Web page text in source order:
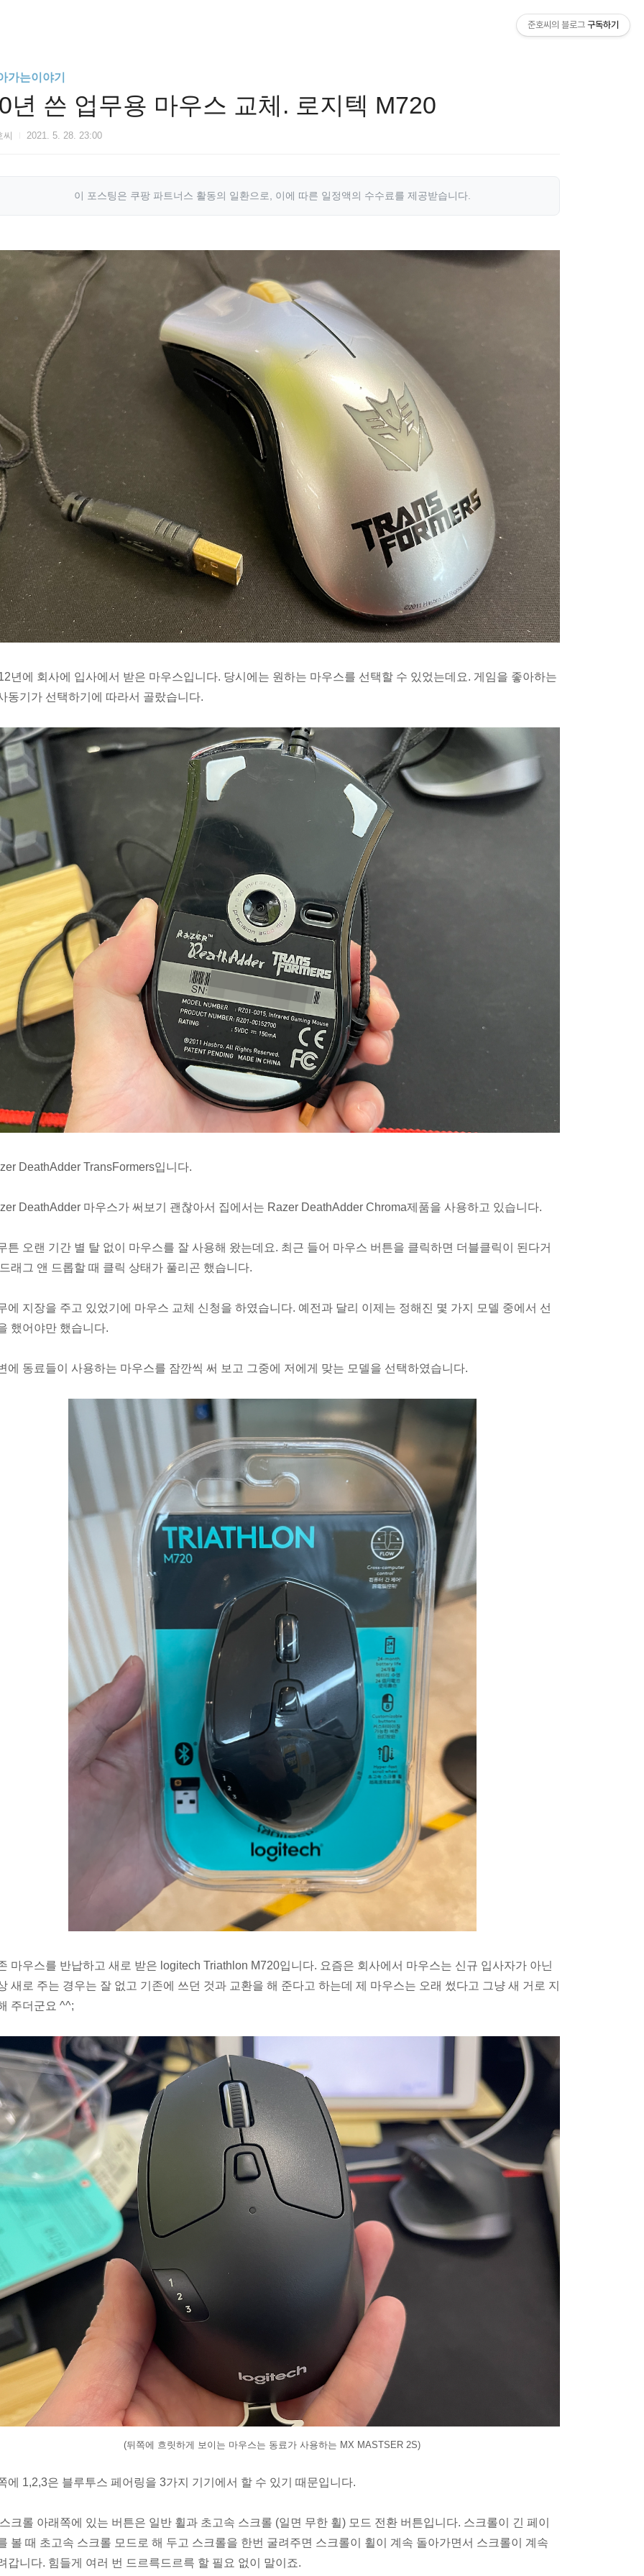
가는이야기
년 쓴 업무용 마우스 교체. 로지텍 M720
2021. 5. 28. 23:00
이 포스팅은 쿠팡 파트너스 활동의 일환으로, 이에 따른 일정액의 수수료를 제공받습니다.
년에 회사에 입사에서 받은 마우스입니다. 당시에는 원하는 마우스를 선택할 수 있었는데요. 게임을 좋아하는
동기가 선택하기에 따라서 골랐습니다.
DeathAdder TransFormers입니다.
DeathAdder 마우스가 써보기 괜찮아서 집에서는 Razer DeathAdder Chroma제품을 사용하고 있습니다.
튼 오랜 기간 별 탈 없이 마우스를 잘 사용해 왔는데요. 최근 들어 마우스 버튼을 클릭하면 더블클릭이 된다거
래그 앤 드롭할 때 클릭 상태가 풀리곤 했습니다.
에 지장을 주고 있었기에 마우스 교체 신청을 하였습니다. 예전과 달리 이제는 정해진 몇 가지 모델 중에서 선
했어야만 했습니다.
에 동료들이 사용하는 마우스를 잠깐씩 써 보고 그중에 저에게 맞는 모델을 선택하였습니다.
마우스를 반납하고 새로 받은 logitech Triathlon M720입니다. 요즘은 회사에서 마우스는 신규 입사자가 아닌
새로 주는 경우는 잘 없고 기존에 쓰던 것과 교환을 해 준다고 하는데 제 마우스는 오래 썼다고 그냥 새 거로 지
주더군요 ^^;
(뒤쪽에 흐릿하게 보이는 마우스는 동료가 사용하는 MX MASTSER 2S)
에 1,2,3은 블루투스 페어링을 3가지 기기에서 할 수 있기 때문입니다.
크롤 아래쪽에 있는 버튼은 일반 휠과 초고속 스크롤 (일면 무한 휠) 모드 전환 버튼입니다. 스크롤이 긴 페이
볼 때 초고속 스크롤 모드로 해 두고 스크롤을 한번 굴려주면 스크롤이 휠이 계속 돌아가면서 스크롤이 계속
갑니다. 힘들게 여러 번 드르륵드르륵 할 필요 없이 말이죠.
준호씨의 블로그 구독하기